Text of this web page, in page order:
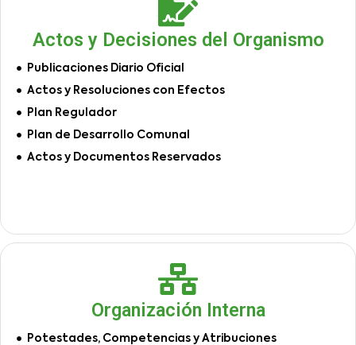
Actos y Decisiones del Organismo
Publicaciones Diario Oficial
Actos y Resoluciones con Efectos
Plan Regulador
Plan de Desarrollo Comunal
Actos y Documentos Reservados
Organización Interna
Potestades, Competencias y Atribuciones